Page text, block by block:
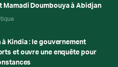
Mamadi Doumbouya à Abidjan
à Kindia : le gouvernement
et ouvre une enquête pour